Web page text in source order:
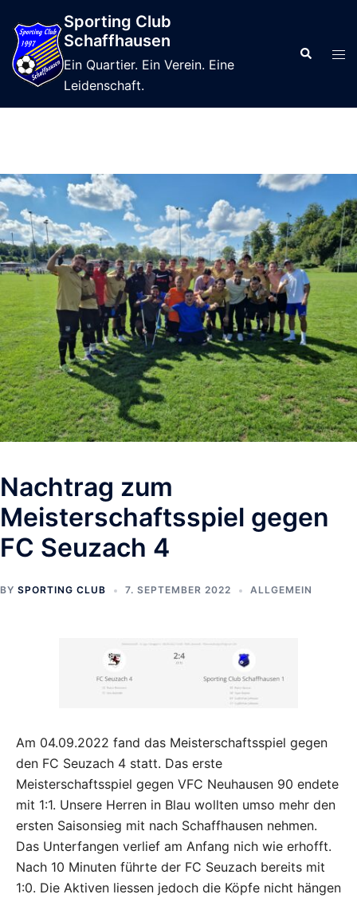
Sporting Club
Schaffhausen
Ein Quartier. Ein Verein. Eine
Leidenschaft.
Nachtrag zum
Meisterschaftsspiel gegen
FC Seuzach 4
BY SPORTING CLUB 7. SEPTEMBER 2022 ALLGEMEIN
Am 04.09.2022 fand das Meisterschaftsspiel gegen
den FC Seuzach 4 statt. Das erste
Meisterschaftsspiel gegen VFC Neuhausen 90 endete
mit 1:1. Unsere Herren in Blau wollten umso mehr den
ersten Saisonsieg mit nach Schaffhausen nehmen.
Das Unterfangen verlief am Anfang nich wie erhofft.
Nach 10 Minuten führte der FC Seuzach bereits mit
1:0. Die Aktiven liessen jedoch die Köpfe nicht hängen